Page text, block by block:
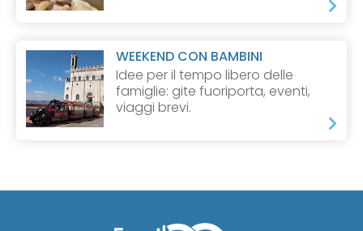
WEEKEND CON BAMBINI
Idee per il tempo libero delle
famiglie: gite fuoriporta, eventi,
viaggi brevi.